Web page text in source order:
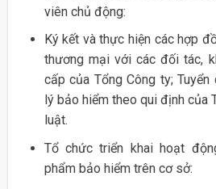
viên chủ động:
Ký kết và thực hiện các hợp
thương mại với các đối tác,
cấp của Tổng Công ty;
lý bảo hiểm theo qui định của
luật.
Tổ chức triển khai hoạt
phẩm bảo hiểm trên cơ sở: